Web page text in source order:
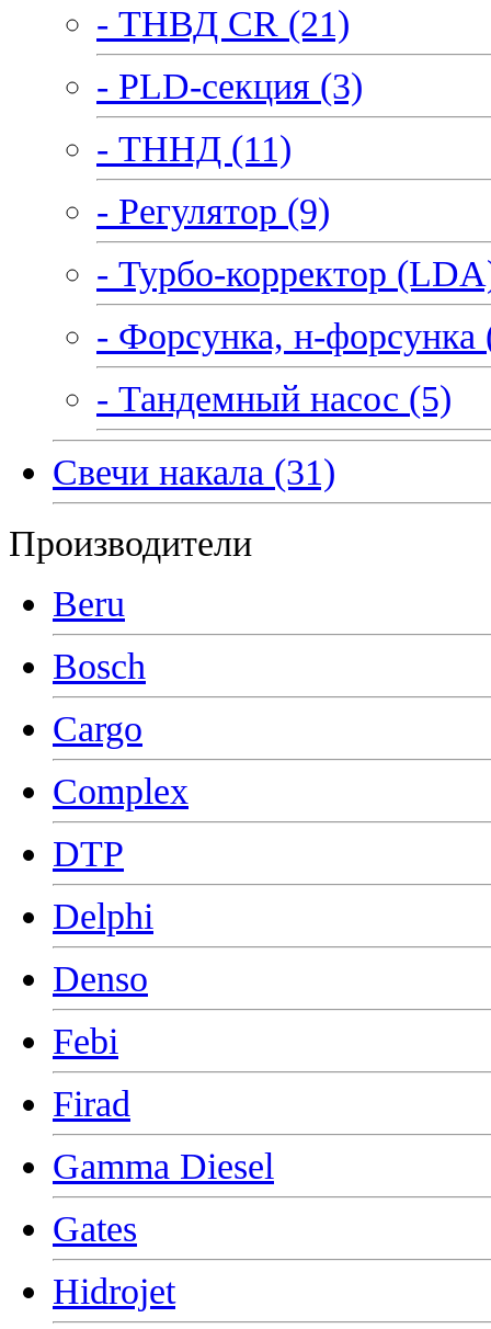
- ТНВД CR (21)
- PLD-секция (3)
- ТННД (11)
- Регулятор (9)
- Турбо-корректор
- Форсунка, н-форсунка
- Тандемный насос (5)
Свечи накала (31)
Производители
Beru
Bosch
Cargo
Complex
DTP
Delphi
Denso
Febi
Firad
Gamma Diesel
Gates
Hidrojet